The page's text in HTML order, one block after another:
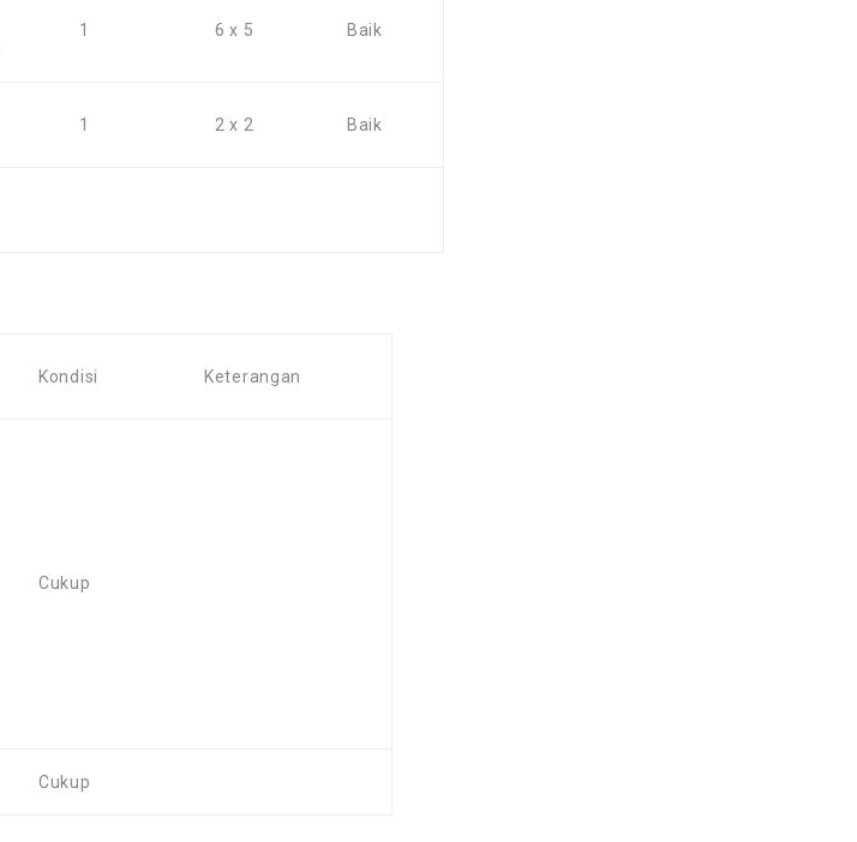
1 6 x 5 Baik
1 2 x 2 Baik
Kondisi Keterangan
Cukup
Cukup